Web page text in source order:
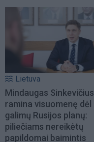
Lietuva
Mindaugas Sinkevičius
ramina visuomenę dėl
galimų Rusijos planų:
piliečiams nereikėtų
papildomai baimintis